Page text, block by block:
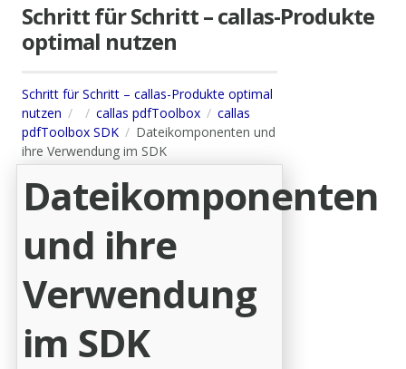
Schritt für Schritt – callas-Produkte
optimal nutzen
Schritt für Schritt – callas-Produkte optimal
nutzen
callas pdfToolbox
callas
pdfToolbox SDK
Dateikomponenten und
ihre Verwendung im SDK
Dateikomponenten
und ihre
Verwendung
im SDK